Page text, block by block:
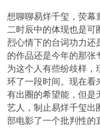
想聊聊易烊千玺，荧幕
二时辰中的体现也是
烈心情下的台词功力还
的作品还是今年的那张
为这个人有些纷歧样
环了一段时间。现在看
有出圈的希望能，但是
艺人，制止易烊千玺出
部电影了一个批判性的